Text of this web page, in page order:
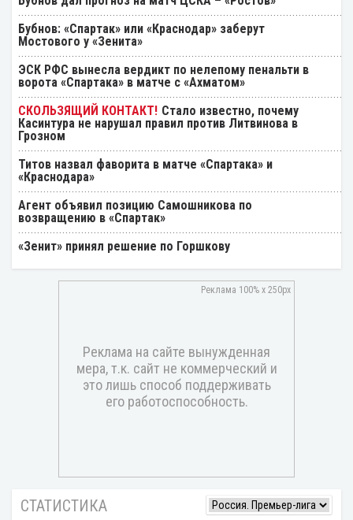
Бубнов: «Спартак» или «Краснодар» заберут
Мостового у «Зенита»
ЭСК РФС вынесла вердикт по нелепому пенальти в
ворота «Спартака» в матче с «Ахматом»
Стало известно, почему
Касинтура не нарушал правил против Литвинова в
Грозном
Титов назвал фаворита в матче «Спартака» и
«Краснодара»
Агент объявил позицию Самошникова по
возвращению в «Спартак»
«Зенит» принял решение по Горшкову